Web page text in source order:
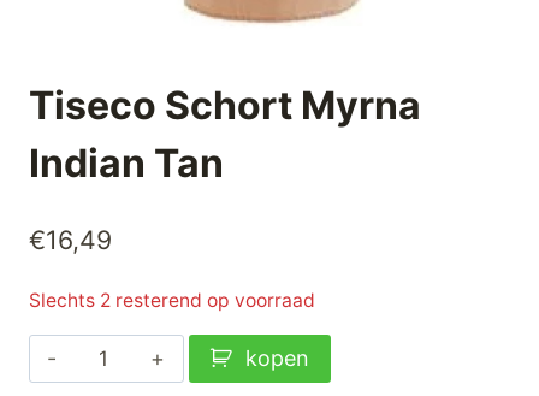
Tiseco Schort Myrna
Indian Tan
€16,49
Slechts 2 resterend op voorraad
Tiseco
Schort
kopen